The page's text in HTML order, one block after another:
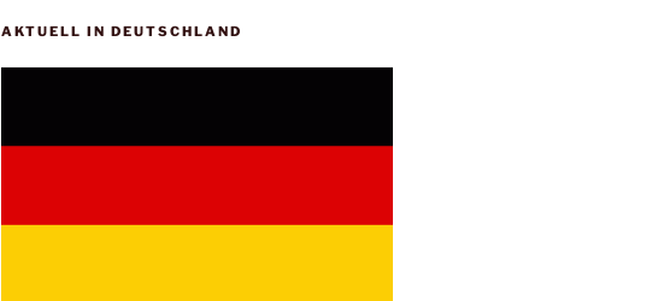
AKTUELL IN DEUTSCHLAND